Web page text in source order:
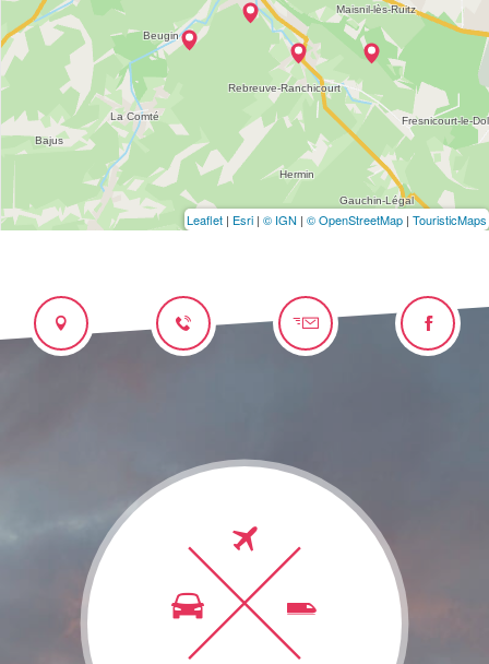
Leaflet | Esri | © IGN | © OpenStreetMap | TouristicMaps